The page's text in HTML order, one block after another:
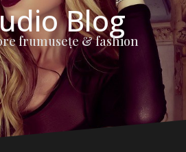
Blog
frumuseţe & fashion